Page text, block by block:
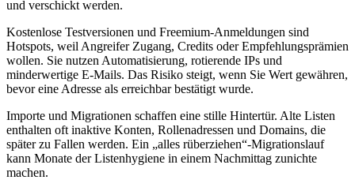
und verschickt werden.
Kostenlose Testversionen und Freemium‑Anmeldungen sind
Hotspots, weil Angreifer Zugang, Credits oder Empfehlungsprämien
wollen. Sie nutzen Automatisierung, rotierende IPs und
minderwertige E‑Mails. Das Risiko steigt, wenn Sie Wert gewähren,
bevor eine Adresse als erreichbar bestätigt wurde.
Importe und Migrationen schaffen eine stille Hintertür. Alte Listen
enthalten oft inaktive Konten, Rollenadressen und Domains, die
später zu Fallen werden. Ein „alles rüberziehen“-Migrationslauf
kann Monate der Listenhygiene in einem Nachmittag zunichte
machen.